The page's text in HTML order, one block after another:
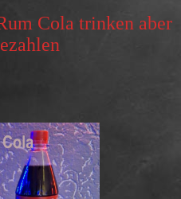
Cola trinken aber